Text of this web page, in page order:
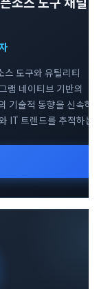
스 도구와 유틸리티
램 네이티브 기반의
기술적 동향을 신속하
IT 트렌드를 추적하는
search close
가이드
소식·FAQ